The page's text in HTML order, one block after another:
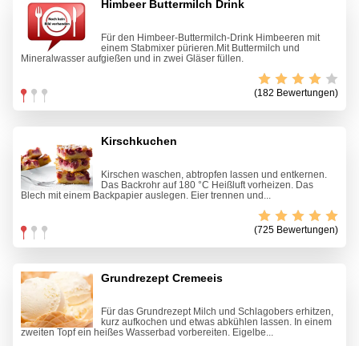
Himbeer Buttermilch Drink
Für den Himbeer-Buttermilch-Drink Himbeeren mit
einem Stabmixer pürieren.Mit Buttermilch und
Mineralwasser aufgießen und in zwei Gläser füllen.
(182 Bewertungen)
Kirschkuchen
Kirschen waschen, abtropfen lassen und entkernen.
Das Backrohr auf 180 °C Heißluft vorheizen. Das
Blech mit einem Backpapier auslegen. Eier trennen und...
(725 Bewertungen)
Grundrezept Cremeeis
Für das Grundrezept Milch und Schlagobers erhitzen,
kurz aufkochen und etwas abkühlen lassen. In einem
zweiten Topf ein heißes Wasserbad vorbereiten. Eigelbe...